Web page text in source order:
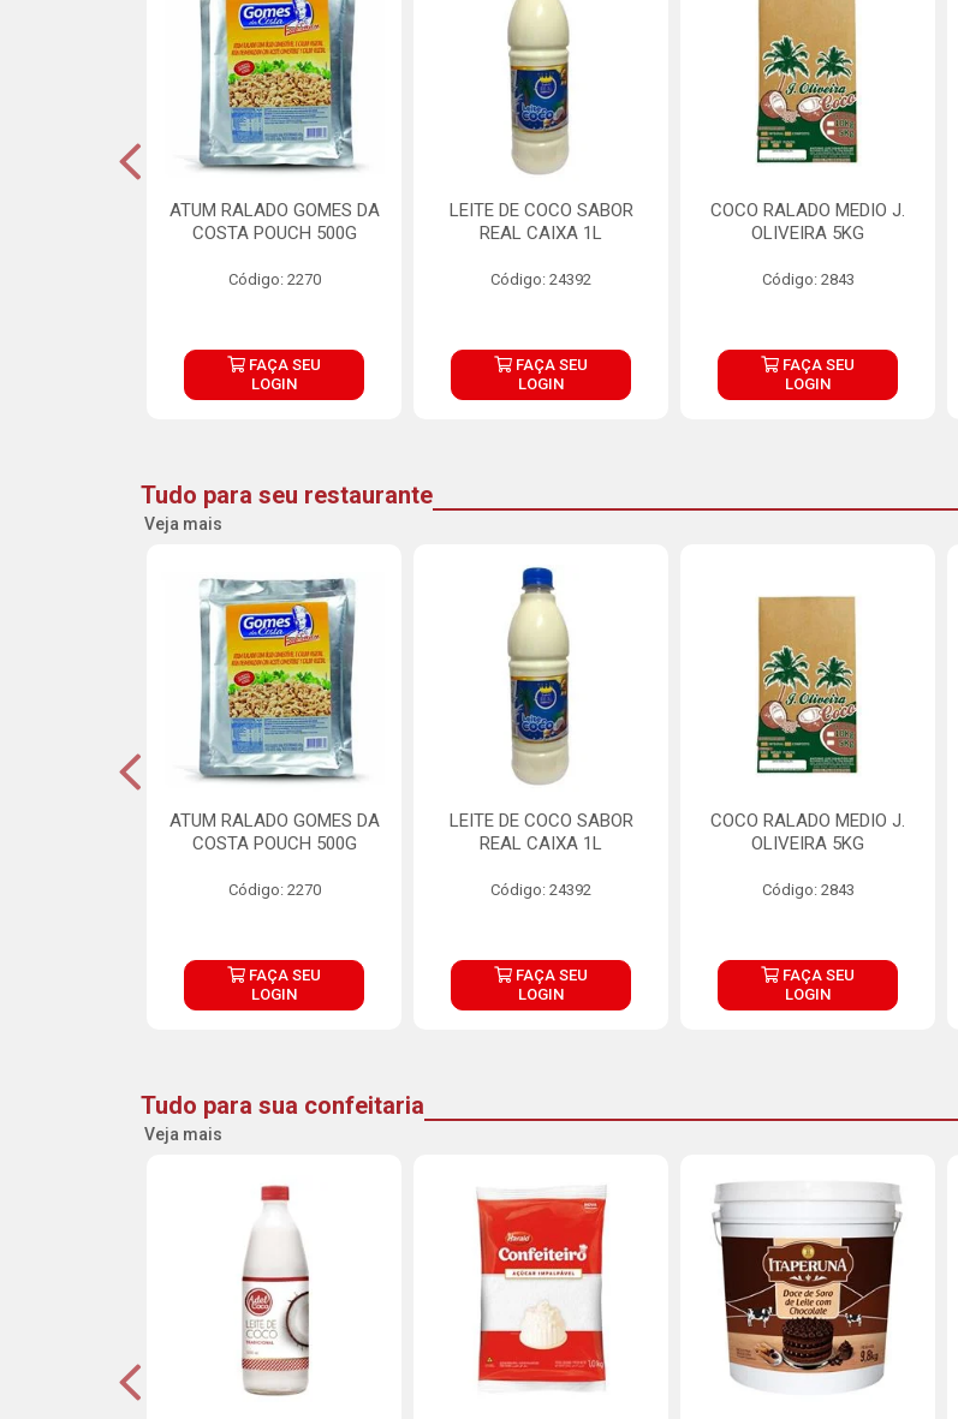
ATUM RALADO GOMES DA
COSTA POUCH 500G
Código: 2270
FAÇA SEU
LOGIN
LEITE DE COCO SABOR
REAL CAIXA 1L
Código: 24392
FAÇA SEU
LOGIN
COCO RALADO MEDIO J.
OLIVEIRA 5KG
Código: 2843
FAÇA SEU
LOGIN
Tudo para seu restaurante
Veja mais
ATUM RALADO GOMES DA
COSTA POUCH 500G
Código: 2270
FAÇA SEU
LOGIN
LEITE DE COCO SABOR
REAL CAIXA 1L
Código: 24392
FAÇA SEU
LOGIN
COCO RALADO MEDIO J.
OLIVEIRA 5KG
Código: 2843
FAÇA SEU
LOGIN
Tudo para sua confeitaria
Veja mais